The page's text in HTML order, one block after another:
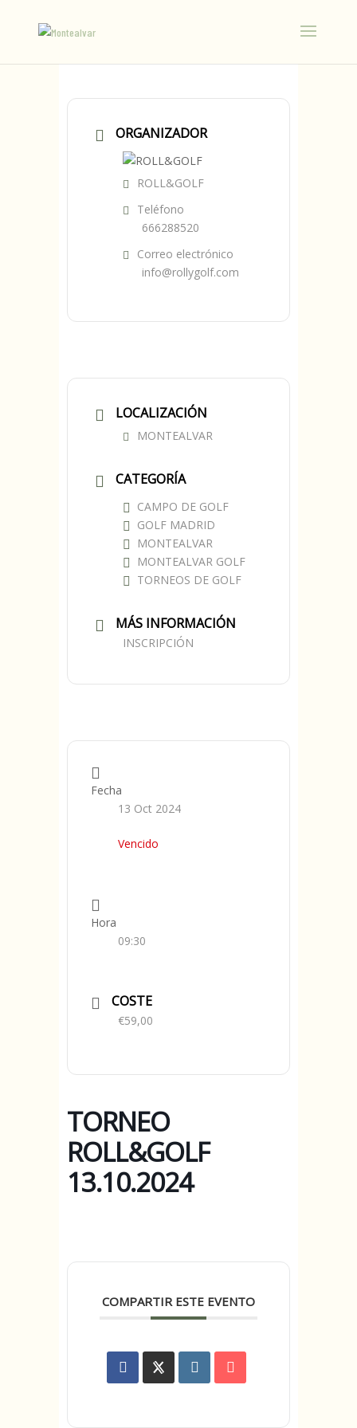
ORGANIZADOR
ROLL&GOLF
Teléfono
666288520
Correo electrónico
info@rollygolf.com
LOCALIZACIÓN
MONTEALVAR
CATEGORÍA
CAMPO DE GOLF
GOLF MADRID
MONTEALVAR
MONTEALVAR GOLF
TORNEOS DE GOLF
MÁS INFORMACIÓN
INSCRIPCIÓN
Fecha
13 Oct 2024
Vencido
Hora
09:30
COSTE
€59,00
TORNEO
ROLL&GOLF
13.10.2024
COMPARTIR ESTE EVENTO